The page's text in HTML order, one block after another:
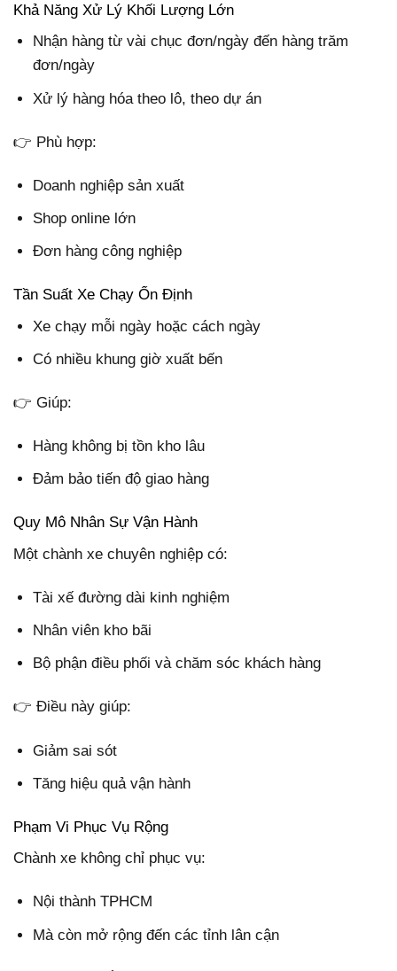
Khả Năng Xử Lý Khối Lượng Lớn
Nhận hàng từ vài chục đơn/ngày đến hàng trăm
đơn/ngày
Xử lý hàng hóa theo lô, theo dự án
👉 Phù hợp:
Doanh nghiệp sản xuất
Shop online lớn
Đơn hàng công nghiệp
Tần Suất Xe Chạy Ổn Định
Xe chạy mỗi ngày hoặc cách ngày
Có nhiều khung giờ xuất bến
👉 Giúp:
Hàng không bị tồn kho lâu
Đảm bảo tiến độ giao hàng
Quy Mô Nhân Sự Vận Hành
Một chành xe chuyên nghiệp có:
Tài xế đường dài kinh nghiệm
Nhân viên kho bãi
Bộ phận điều phối và chăm sóc khách hàng
👉 Điều này giúp:
Giảm sai sót
Tăng hiệu quả vận hành
Phạm Vi Phục Vụ Rộng
Chành xe không chỉ phục vụ:
Nội thành TPHCM
Mà còn mở rộng đến các tỉnh lân cận